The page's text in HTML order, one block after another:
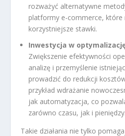
rozważyć alternatywne
platformy e-commerce,
korzystniejsze stawki.
Inwestycja w
Zwiększenie efektywności
analizę i przemyślenie
prowadzić do redukcji
przykład wdrażanie
jak automatyzacja, co
zarówno czasu, jak i pieniędzy.
Takie działania nie tylko